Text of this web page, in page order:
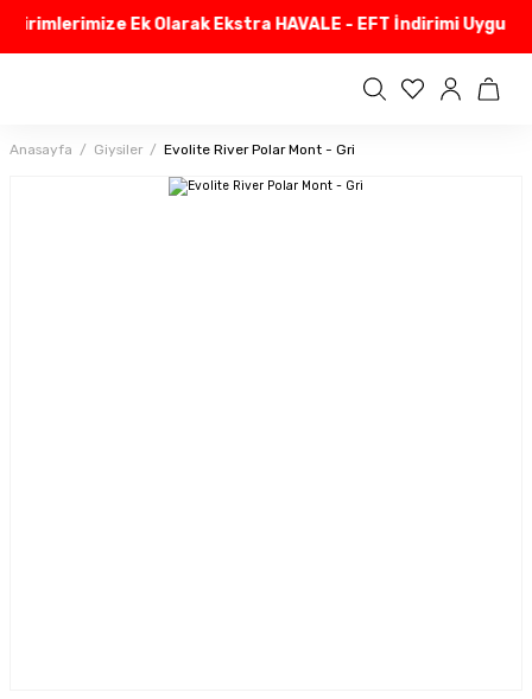
Ek Olarak Ekstra HAVALE - EFT İndirimi
Anasayfa Giysiler Evolite River Polar Mont - Gri